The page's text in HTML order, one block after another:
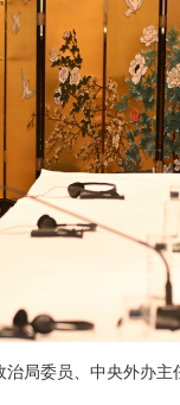
治局委员、中央外办